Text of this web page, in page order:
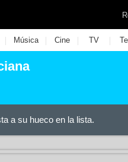
| Música | Cine | TV |
a su hueco en la lista.